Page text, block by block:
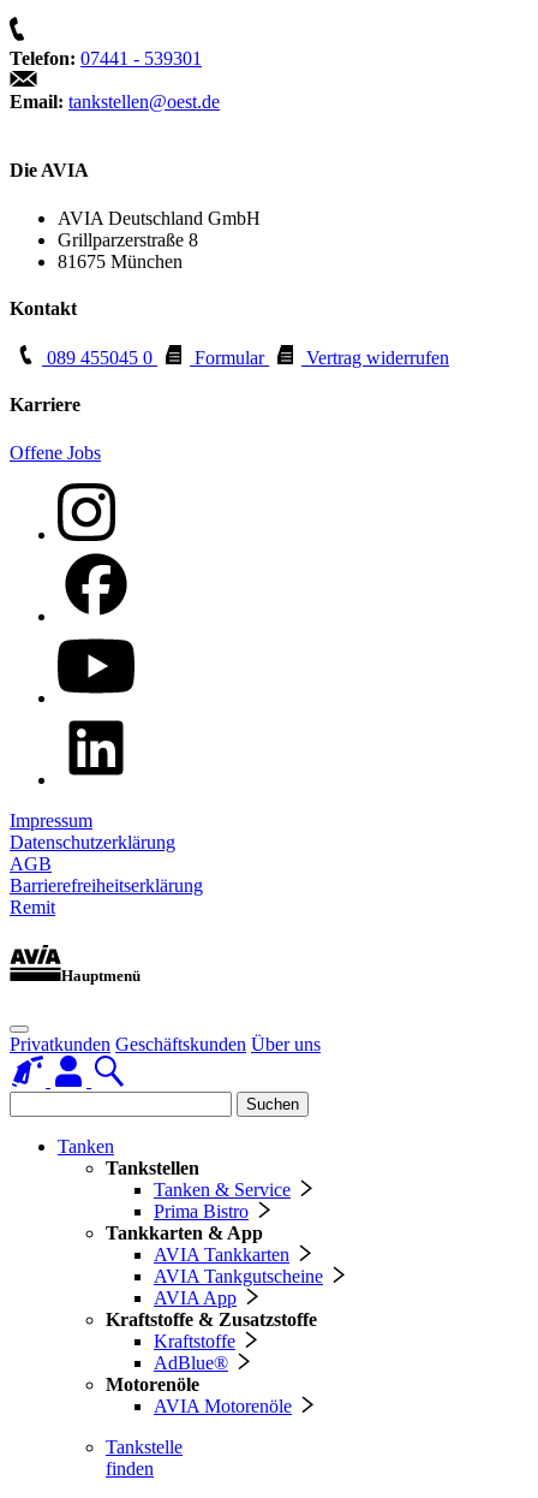
Telefon: 07441 - 539301
Email: tankstellen@oest.de
Die AVIA
AVIA Deutschland GmbH
Grillparzerstraße 8
81675 München
Kontakt
089 455045 0 Formular Vertrag widerrufen
Karriere
Offene Jobs
Impressum
Datenschutzerklärung
AGB
Barrierefreiheitserklärung
Remit
Hauptmenü
Privatkunden Geschäftskunden Über uns
Suchen
Tanken
Tankstellen
Tanken & Service
Prima Bistro
Tankkarten & App
AVIA Tankkarten
AVIA Tankgutscheine
AVIA App
Kraftstoffe & Zusatzstoffe
Kraftstoffe
AdBlue®
Motorenöle
AVIA Motorenöle
Tankstelle
finden